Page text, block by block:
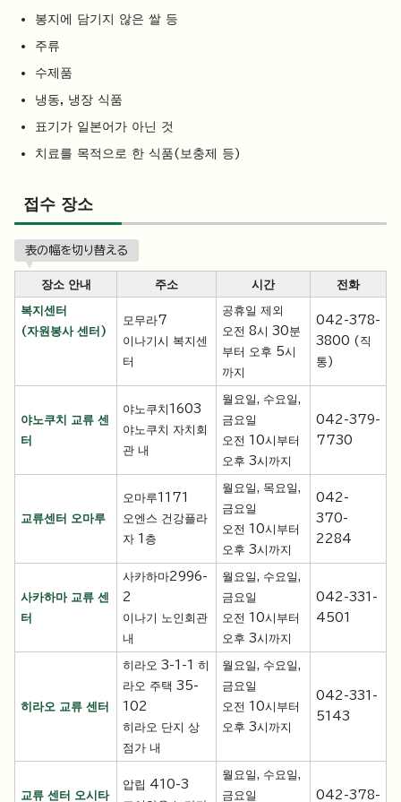
봉지에 담기지 않은 쌀 등
주류
수제품
냉동, 냉장 식품
표기가 일본어가 아닌 것
치료를 목적으로 한 식품(보충제 등)
접수 장소
表の幅を切り替える
장소 안내 주소 시간 전화
복지센터
(자원봉사 센터)
모무라7
이나기시 복지센
터
공휴일 제외
오전 8시 30분
부터 오후 5시
까지
042-378-
3800 (직
통)
야노쿠치 교류 센
터
야노쿠치1603
야노쿠치 자치회
관 내
월요일, 수요일,
금요일
오전 10시부터
오후 3시까지
042-379-
7730
교류센터 오마루
오마루1171
오엔스 건강플라
자 1층
월요일, 목요일,
금요일
오전 10시부터
오후 3시까지
042-
370-
2284
사카하마 교류 센
터
사카하마2996-
2
이나기 노인회관
내
월요일, 수요일,
금요일
오전 10시부터
오후 3시까지
042-331-
4501
히라오 교류 센터
히라오 3-1-1 히
라오 주택 35-
102
히라오 단지 상
점가 내
월요일, 수요일,
금요일
오전 10시부터
오후 3시까지
042-331-
5143
교류 센터 오시타
압립 410-3
월요일, 수요일,
금요일
042-378-